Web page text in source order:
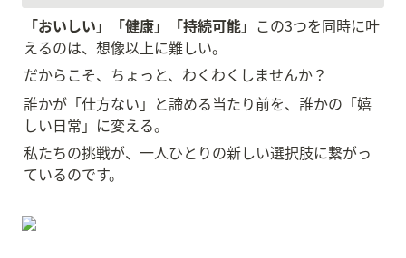
「おいしい」「健康」「持続可能」 この3つを同時に叶
えるのは、想像以上に難しい。
だからこそ、ちょっと、わくわくしませんか？
誰かが「仕方ない」と諦める当たり前を、誰かの「嬉
しい日常」に変える。
私たちの挑戦が、一人ひとりの新しい選択肢に繋がっ
ているのです。